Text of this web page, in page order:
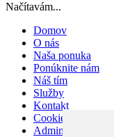
Načítavám...
Domov
O nás
Naša ponuka
Ponúknite nám
Náš tím
Služby
Kontakt
Cookies
Admin